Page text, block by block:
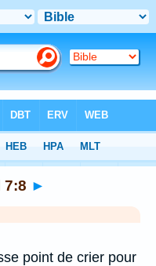
7:8 ►
point de crier pour